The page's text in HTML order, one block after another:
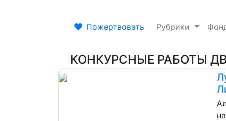
Пожертвовать Рубрики
КОНКУРСНЫЕ РАБОТЫ